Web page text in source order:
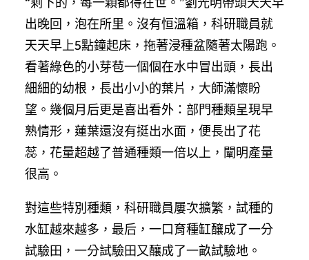
出晚回，泡在所里。沒有恒溫箱，科研職員就
天天早上5點鐘起床，拖著浸種盆隨著太陽跑。
看著綠色的小芽苞一個個在水中冒出頭，長出
細細的幼根，長出小小的葉片，大師滿懷盼
望。幾個月后更是喜出看外：部門種類呈現早
熟情形，蓮葉還沒有挺出水面，便長出了花
蕊，花量超越了普通種類一倍以上，闡明產量
很高。
對這些特別種類，科研職員屢次擴繁，試種的
水缸越來越多，最后，一口育種缸釀成了一分
試驗田，一分試驗田又釀成了一畝試驗地。